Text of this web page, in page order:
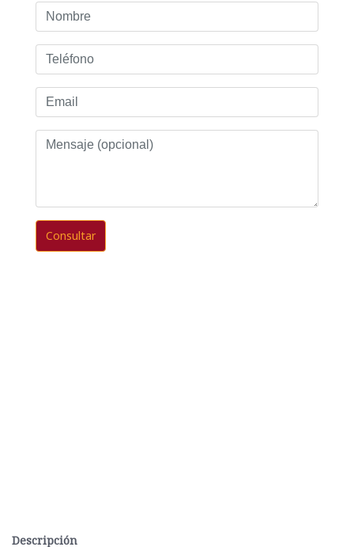
Nombre
Teléfono
Email
Mensaje
(opcional)
Consultar
Descripción